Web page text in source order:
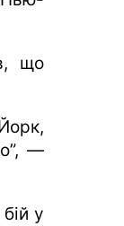
що
—
у